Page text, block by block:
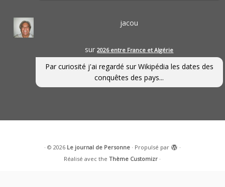
jacou
sur2026 entre France et Algérie
Par curiosité j'ai regardé sur Wikipédia les dates des
conquêtes des pays...
· © 2026 Le journal de Personne· Propulsé par
·
Réalisé avec theThème Customizr ·